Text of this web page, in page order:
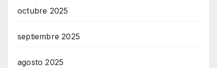
octubre 2025
septiembre 2025
agosto 2025